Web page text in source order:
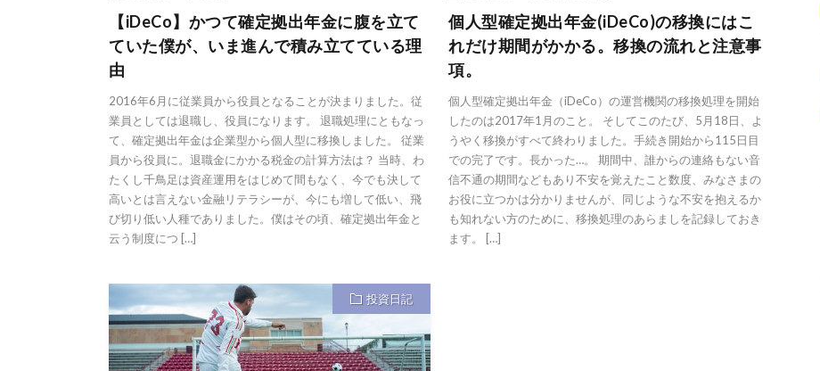
【iDeCo】かつて確定拠出年金に腹を立て
ていた僕が、いま進んで積み立てている理
由
2016年6月に従業員から役員となることが決まりました。従
業員としては退職し、役員になります。 退職処理にともなっ
て、確定拠出年金は企業型から個人型に移換しました。 従業
員から役員に。退職金にかかる税金の計算方法は？ 当時、わ
たくし千鳥足は資産運用をはじめて間もなく、今でも決して
高いとは言えない金融リテラシーが、今にも増して低い、飛
び切り低い人種でありました。僕はその頃、確定拠出年金と
云う制度につ […]
個人型確定拠出年金(iDeCo)の移換にはこ
れだけ期間がかかる。移換の流れと注意事
項。
個人型確定拠出年金（iDeCo）の運営機関の移換処理を開始
したのは2017年1月のこと。 そしてこのたび、5月18日、よ
うやく移換がすべて終わりました。手続き開始から115日目
での完了です。長かった…。 期間中、誰からの連絡もない音
信不通の期間などもあり不安を覚えたこと数度、みなさまの
お役に立つかは分かりませんが、同じような不安を抱えるか
も知れない方のために、移換処理のあらましを記録しておき
ます。 […]
投資日記